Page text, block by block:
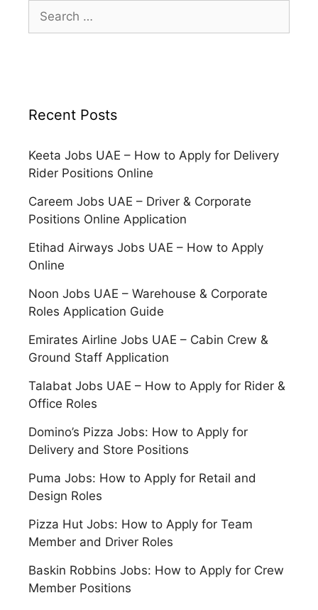
Search
for:
Recent Posts
Keeta Jobs UAE – How to Apply for Delivery
Rider Positions Online
Careem Jobs UAE – Driver & Corporate
Positions Online Application
Etihad Airways Jobs UAE – How to Apply
Online
Noon Jobs UAE – Warehouse & Corporate
Roles Application Guide
Emirates Airline Jobs UAE – Cabin Crew &
Ground Staff Application
Talabat Jobs UAE – How to Apply for Rider &
Office Roles
Domino’s Pizza Jobs: How to Apply for
Delivery and Store Positions
Puma Jobs: How to Apply for Retail and
Design Roles
Pizza Hut Jobs: How to Apply for Team
Member and Driver Roles
Baskin Robbins Jobs: How to Apply for Crew
Member Positions